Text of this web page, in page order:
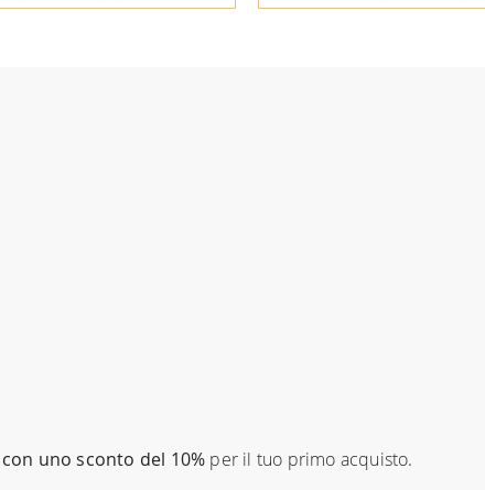
uno sconto del 10% per il tuo primo acquisto.